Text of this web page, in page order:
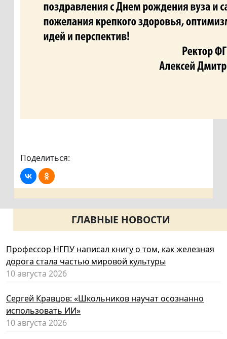
Поделиться:
ГЛАВНЫЕ НОВОСТИ
Профессор НГПУ написал книгу о том, как железная
дорога стала частью мировой культуры
10 августа 2026
Сергей Кравцов: «Школьников научат осознанно
использовать ИИ»
10 августа 2026